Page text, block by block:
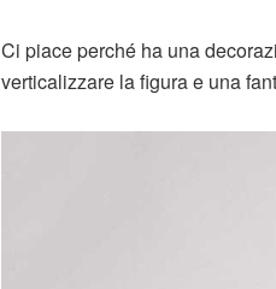
Ci piace perché ha una
verticalizzare la figura e una